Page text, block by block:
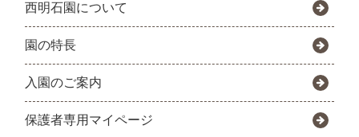
西明石園について
園の特長
入園のご案内
保護者専用マイページ